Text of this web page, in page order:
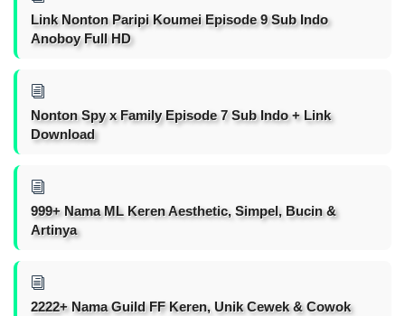
Link Nonton Paripi Koumei Episode 9 Sub Indo
Anoboy Full HD
Nonton Spy x Family Episode 7 Sub Indo + Link
Download
999+ Nama ML Keren Aesthetic, Simpel, Bucin &
Artinya
2222+ Nama Guild FF Keren, Unik Cewek & Cowok